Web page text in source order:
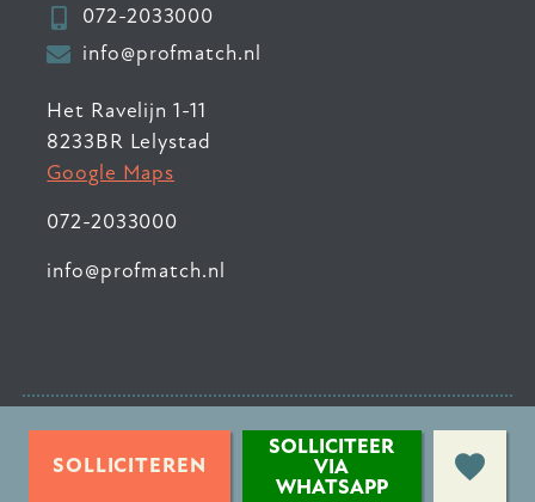
SOLLICITEREN
SOLLICITEER
VIA
WHATSAPP
072-2033000
info@profmatch.nl
Het Ravelijn 1-11
8233BR Lelystad
Google Maps
072-2033000
info@profmatch.nl
© 2026 ProfMatch •
Privacyverklaring
Login